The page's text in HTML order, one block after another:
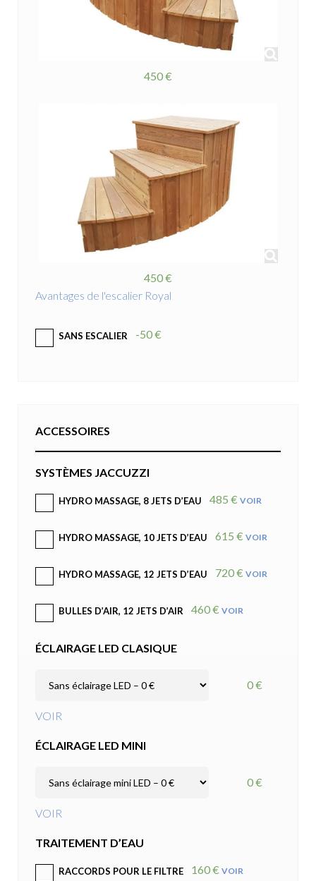
450 €
450 €
Avantages de l'escalier Royal
SANS ESCALIER -50 €
ACCESSOIRES
SYSTÈMES JACCUZZI
HYDRO MASSAGE, 8 JETS D’EAU 485 € VOIR
HYDRO MASSAGE, 10 JETS D’EAU 615 € VOIR
HYDRO MASSAGE, 12 JETS D’EAU 720 € VOIR
BULLES D’AIR, 12 JETS D’AIR 460 € VOIR
ÉCLAIRAGE LED CLASIQUE
0 €
VOIR
ÉCLAIRAGE LED MINI
0 €
VOIR
TRAITEMENT D’EAU
RACCORDS POUR LE FILTRE 160 € VOIR